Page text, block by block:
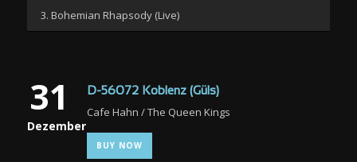
3. Bohemian Rhapsody (Live)
31
Dezember
D-56072 Koblenz (Güls)
Cafe Hahn / The Queen Kings
BUY NOW